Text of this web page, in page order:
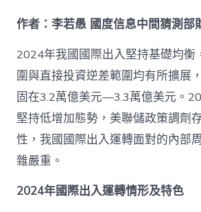
國
際
出
入
運
轉
剖
析
甜
心
養
網
作者：李若愚 國度信息中間猜測部
2024年我國國際出入堅持基礎均衡
圍與直接投資逆差範圍均有所擴展
固在3.2萬億美元—3.3萬億美元。
堅持低增加態勢，美聯儲政策調劑
性，我國國際出入運轉面對的內部
雜嚴重。
2024年國際出入運轉情形及特色